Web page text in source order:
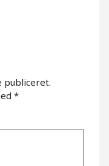
publiceret.
*